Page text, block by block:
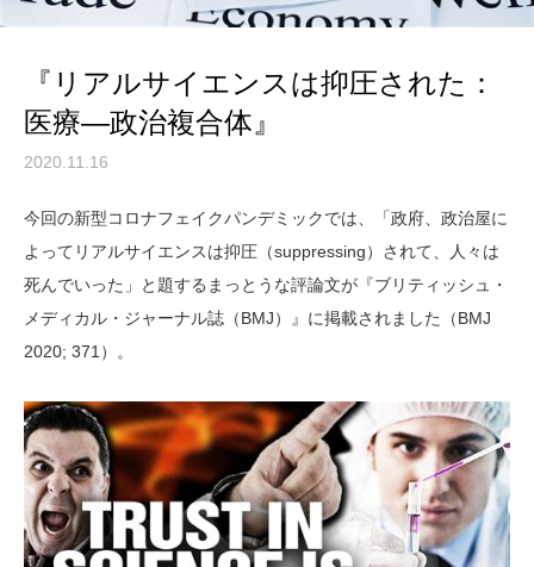
『リアルサイエンスは抑圧された：
医療―政治複合体』
2020.11.16
今回の新型コロナフェイクパンデミックでは、「政府、政治屋に
よってリアルサイエンスは抑圧（suppressing）されて、人々は
死んでいった」と題するまっとうな評論文が『ブリティッシュ・
メディカル・ジャーナル誌（BMJ）』に掲載されました（BMJ
2020; 371）。